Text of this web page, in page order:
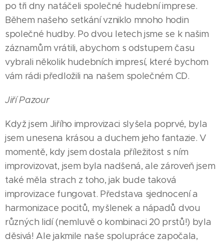
po tři dny natáčeli společné hudební imprese.
Během našeho setkání vzniklo mnoho hodin
společné hudby. Po dvou letech jsme se k našim
záznamům vrátili, abychom s odstupem času
vybrali několik hudebních impresí, které bychom
vám rádi předložili na našem společném CD.
Jiří Pazour
Když jsem Jiřího improvizaci slyšela poprvé, byla
jsem unesena krásou a duchem jeho fantazie. V
momentě, kdy jsem dostala příležitost s ním
improvizovat, jsem byla nadšená, ale zároveň jsem
také měla strach z toho, jak bude taková
improvizace fungovat. Představa sjednocení a
harmonizace pocitů, myšlenek a nápadů dvou
různých lidí (nemluvě o kombinaci 20 prstů!) byla
děsivá! Ale jakmile naše spolupráce započala,